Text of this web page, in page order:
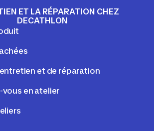
ET LA RÉPARATION CHEZ
DECATHLON
et de réparation
vous en atelier